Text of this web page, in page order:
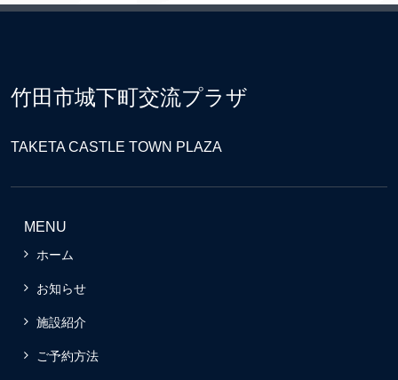
竹田市城下町交流プラザ
TAKETA CASTLE TOWN PLAZA
MENU
ホーム
お知らせ
施設紹介
ご予約方法